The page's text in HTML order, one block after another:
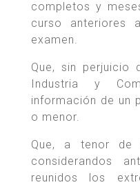
completos y
curso anteriores
examen.
Que, sin perjuicio
Industria y
información de un
o menor.
Que, a tenor de
considerandos
reunidos los